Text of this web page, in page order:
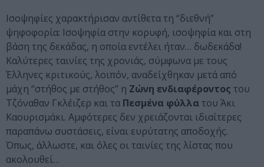
Ισοψηφίες χαρακτήρισαν αντίθετα τη “διεθνή”
ψηφοφορία: Ισοψηφία στην κορυφή, ισοψηφία και στη
βάση της δεκάδας, η οποία εντέλει ήταν… δωδεκάδα!
Καλύτερες ταινίες της χρονιάς, σύμφωνα με τους
Έλληνες κριτικούς, λοιπόν, αναδείχθηκαν μετά από
μάχη “στήθος με στήθος” η Ζώνη ενδιαφέροντος του
Τζόναθαν Γκλέιζερ και τα Πεσμένα φύλλα του Άκι
Καουρισμάκι. Αμφότερες δεν χρειάζονται ιδιαίτερες
παραπάνω συστάσεις, είναι ευρύτατης αποδοχής.
Όπως, άλλωστε, και όλες οι ταινίες της λίστας που
ακολουθεί…